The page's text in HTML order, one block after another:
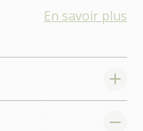
En savoir plus